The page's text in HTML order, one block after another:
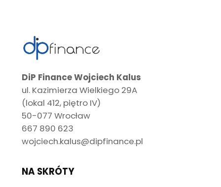
DiP Finance Wojciech Kalus
ul. Kazimierza Wielkiego 29A
(lokal 412, piętro IV)
50-077 Wrocław
667 890 623
wojciech.kalus@dipfinance.pl
NA SKRÓTY